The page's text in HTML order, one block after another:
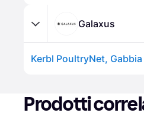
Galaxus
Kerbl PoultryNet,
Prodotti